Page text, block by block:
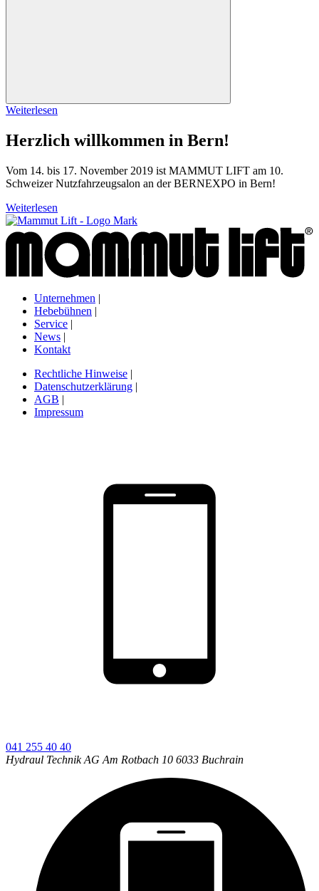
Weiterlesen
Herzlich willkommen in Bern!
Vom 14. bis 17. November 2019 ist MAMMUT LIFT am 10.
Schweizer Nutzfahrzeugsalon an der BERNEXPO in Bern!
Weiterlesen
Unternehmen |
Hebebühnen |
Service |
News |
Kontakt
Rechtliche Hinweise |
Datenschutzerklärung |
AGB |
Impressum
041 255 40 40
Hydraul Technik AG Am Rotbach 10 6033 Buchrain